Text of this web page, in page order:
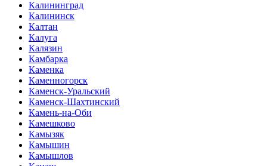
Калининград
Калининск
Калтан
Калуга
Калязин
Камбарка
Каменка
Каменногорск
Каменск-Уральский
Каменск-Шахтинский
Камень-на-Оби
Камешково
Камызяк
Камышин
Камышлов